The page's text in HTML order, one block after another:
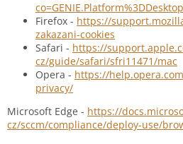
Firefox - https://
zakazani-cookies
Safari - https://
cz/guide/safari/sfri11471/mac
Opera - https://
privacy/
Microsoft Edge - https://
cz/sccm/compliance/deploy-use/